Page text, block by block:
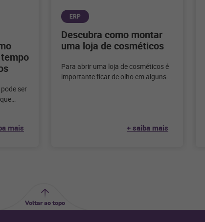
ser
mais
ERP
Descubra como montar
uma loja de cosméticos
Para abrir uma loja de cosméticos é
importante ficar de olho em alguns
+ saiba mais
Voltar ao topo